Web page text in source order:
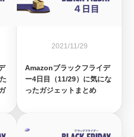
2021/11/29
Amazonブラックフライデ
ー4日目（11/29）に気にな
ったガジェットまとめ